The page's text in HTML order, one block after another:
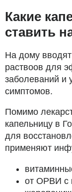
Какие
ставить
На дому
раствоов для
заболеваний и
симптомов.
Помимо
капельницу в
для
применяют
от ОРВИ с